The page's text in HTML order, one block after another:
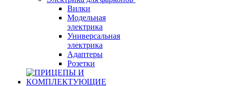
Вилки
Модельная
электрика
Универсальная
электрика
Адаптеры
Розетки